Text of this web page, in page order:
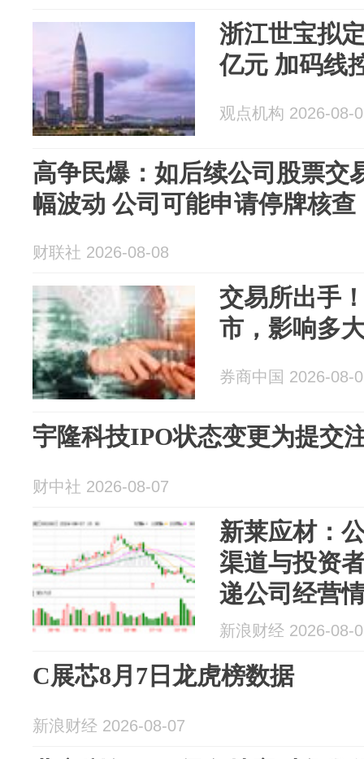
浙江世宝拟
亿元 加码线
观点机构 2026-08-
高争民爆：如后续公司股票交
幅波动 公司可能申请停牌核查
财联社 2026-08-08
交易所出手
市，影响多
券商中国 2026-08-
宇隆科技IPO状态变更为提交
财中社 2026-08-07
新莱应材：
渠道与投资
递公司经营
新浪财经 2026-08-
C展芯8月7日龙虎榜数据
新浪财经 2026-08-07